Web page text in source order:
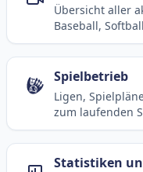
Übersicht aller
Baseball,
Spielbetrieb
Ligen,
zum laufenden
Statistiken